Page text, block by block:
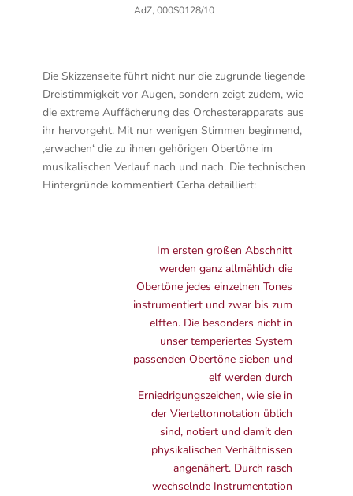
AdZ, 000S0128/10
Die Skizzenseite führt nicht nur die zugrunde liegende
Dreistimmigkeit vor Augen, sondern zeigt zudem, wie
die extreme Auffächerung des Orchesterapparats aus
ihr hervorgeht. Mit nur wenigen Stimmen beginnend,
‚erwachen‘ die zu ihnen gehörigen Obertöne im
musikalischen Verlauf nach und nach. Die technischen
Hintergründe kommentiert Cerha detailliert:
Im ersten großen Abschnitt
werden ganz allmählich die
Obertöne jedes einzelnen Tones
instrumentiert und zwar bis zum
elften. Die besonders nicht in
unser temperiertes System
passenden Obertöne sieben und
elf werden durch
Erniedrigungszeichen, wie sie in
der Vierteltonnotation üblich
sind, notiert und damit den
physikalischen Verhältnissen
angenähert. Durch rasch
wechselnde Instrumentation